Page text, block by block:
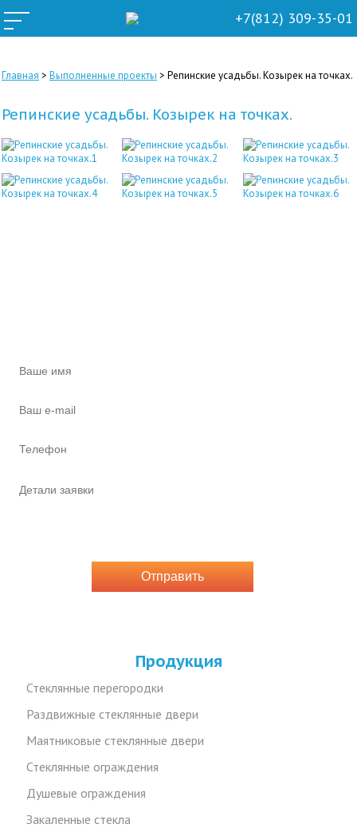
+7(812) 309-35-01
Главная > Выполненные проекты > Репинские усадьбы. Козырек на точках.
Репинские усадьбы. Козырек на точках.
Продукция
Стеклянные перегородки
Раздвижные стеклянные двери
Маятниковые стеклянные двери
Стеклянные ограждения
Душевые ограждения
Закаленные стекла